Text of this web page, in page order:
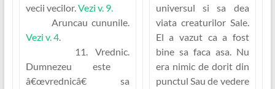
vecii vecilor.Vezi v. 9.
Aruncau cununile.
Vezi v. 4.
11. Vrednic.
Dumnezeu este
â€œvrednicâ€ sa
universul si sa dea
viata creaturilor Sale.
El a vazut ca a fost
bine sa faca asa. Nu
era nimic de dorit din
punctul Sau de vedere